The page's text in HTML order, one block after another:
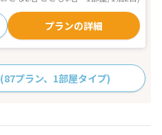
プランの詳細
(87プラン、1部屋タイプ)